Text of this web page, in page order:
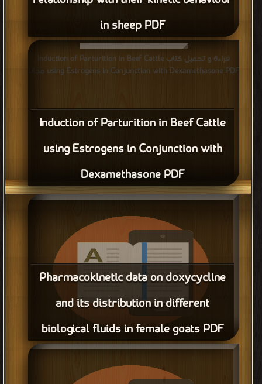
in sheep PDF
Induction of Parturition in Beef Cattle
using Estrogens in Conjunction with
Dexamethasone PDF
قراءة و تحميل كتاب Induction of Parturition in Beef Cattle
using Estrogens in Conjunction with Dexamethasone PDF مجانا
Pharmacokinetic data on doxycycline
and its distribution in different
biological fluids in female goats PDF
قراءة و تحميل كتاب Pharmacokinetic data on doxycycline and
its distribution in different biological fluids in female goats
PDF مجانا